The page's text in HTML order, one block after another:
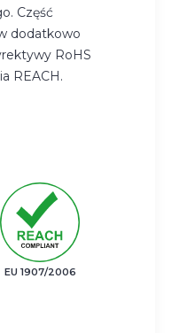
Część
dodatkowo
RoHS
REACH.
EU 1907/2006